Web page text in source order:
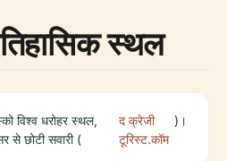
स्थल
विश्व धरोहर स्थल,
से छोटी सवारी (
द क्रेजी
टूरिस्ट.कॉम
)।